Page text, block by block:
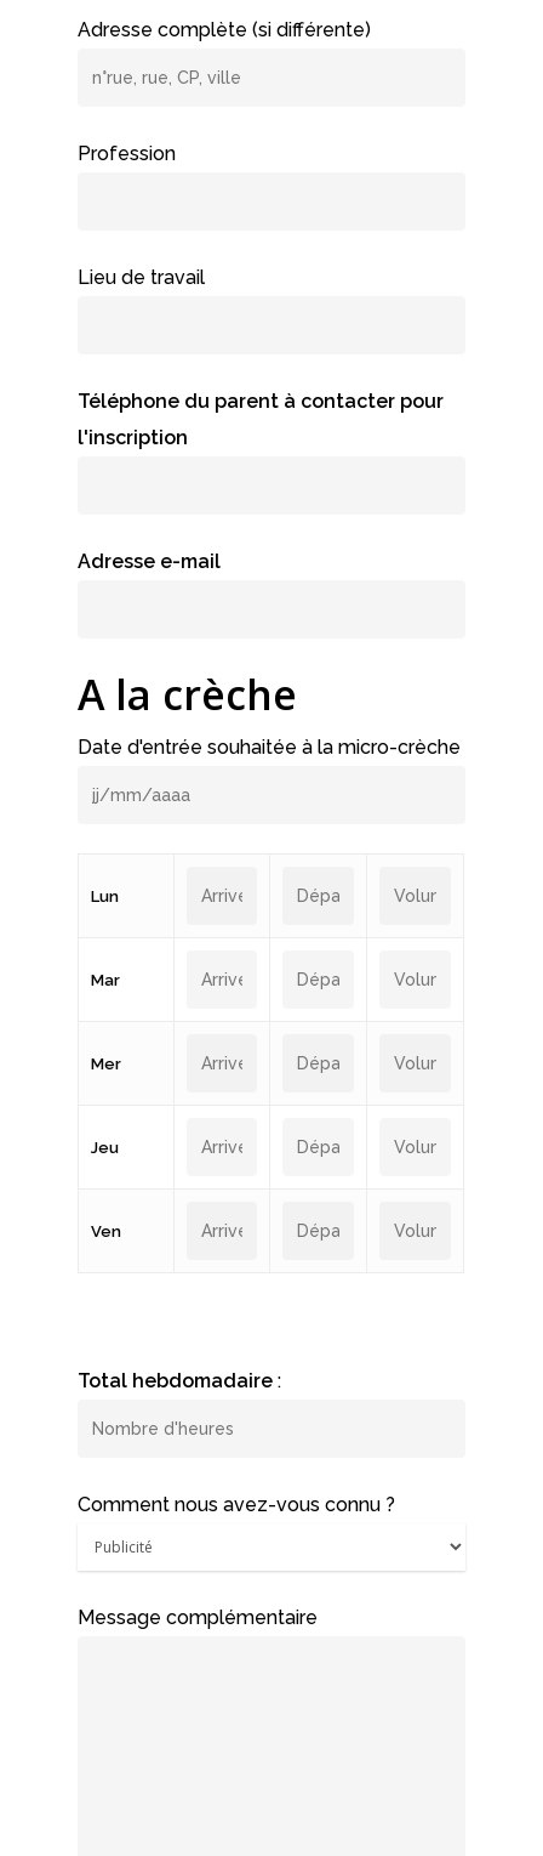
Adresse complète (si différente)
Profession
Lieu de travail
Téléphone du parent à contacter pour
l'inscription
Adresse e-mail
A la crèche
Date d'entrée souhaitée à la micro-crèche
Lun
Mar
Mer
Jeu
Ven
Total hebdomadaire :
Comment nous avez-vous connu ?
Message complémentaire